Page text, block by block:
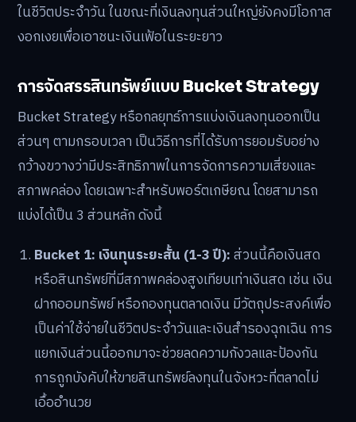
ในชีวิตประจำวัน ในขณะที่เงินลงทุนส่วนใหญ่ยังคงมีโอกาส
งอกเงยเพื่อเอาชนะเงินเฟ้อในระยะยาว
การจัดสรรสินทรัพย์แบบ Bucket Strategy
Bucket Strategy หรือกลยุทธ์การแบ่งเงินลงทุนออกเป็น
ส่วนๆ ตามกรอบเวลา เป็นวิธีการที่ได้รับการยอมรับอย่าง
กว้างขวางว่ามีประสิทธิภาพในการจัดการความเสี่ยงและ
สภาพคล่อง โดยเฉพาะสำหรับพอร์ตเกษียณ โดยสามารถ
แบ่งได้เป็น 3 ส่วนหลัก ดังนี้
Bucket 1: เงินทุนระยะสั้น (1-3 ปี):ส่วนนี้คือเงินสด
หรือสินทรัพย์ที่มีสภาพคล่องสูงเทียบเท่าเงินสด เช่น เงิน
ฝากออมทรัพย์ หรือกองทุนตลาดเงิน มีวัตถุประสงค์เพื่อ
เป็นค่าใช้จ่ายในชีวิตประจำวันและเงินสำรองฉุกเฉิน การ
แยกเงินส่วนนี้ออกมาจะช่วยลดความกังวลและป้องกัน
การถูกบังคับให้ขายสินทรัพย์ลงทุนในจังหวะที่ตลาดไม่
เอื้ออำนวย